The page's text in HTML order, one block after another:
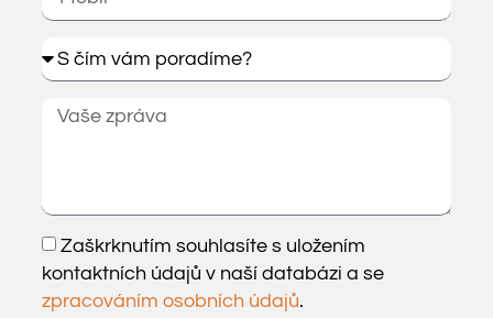
Zaškrknutím souhlasíte s uložením
kontaktních údajů v naší databázi a se
zpracováním osobních údajů.